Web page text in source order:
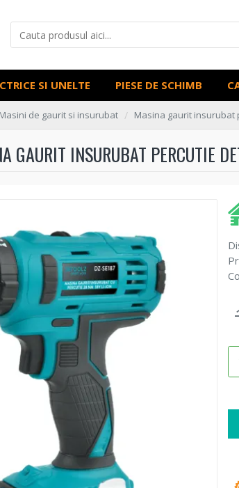
SI UNELTE PIESE DE SCHIMB
Masini de gaurit si insurubat Masina gaurit insurubat
GAURIT INSURUBAT PERCUTIE